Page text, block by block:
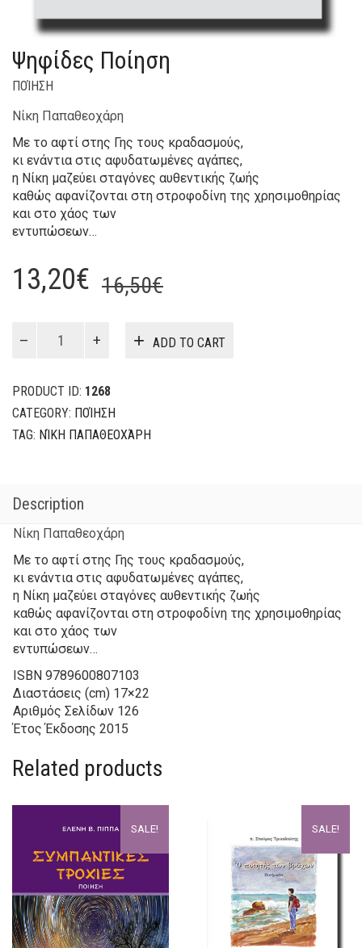
Ψηφίδες Ποίηση
ΠΟΊΗΣΗ
Νίκη Παπαθεοχάρη
Με το αφτί στης Γης τους κραδασμούς,
κι ενάντια στις αφυδατωμένες αγάπες,
η Νίκη μαζεύει σταγόνες αυθεντικής ζωής
καθώς αφανίζονται στη στροφοδίνη της χρησιμοθηρίας
και στο χάος των
εντυπώσεων…
16,50€Original
was:
13,20€
Current
is:
ADD TO CART
PRODUCT ID: 1268
CATEGORY: ΠΟΊΗΣΗ
TAG: ΝΊΚΗ ΠΑΠΑΘΕΟΧΆΡΗ
Description
Νίκη Παπαθεοχάρη
Με το αφτί στης Γης τους κραδασμούς,
κι ενάντια στις αφυδατωμένες αγάπες,
η Νίκη μαζεύει σταγόνες αυθεντικής ζωής
καθώς αφανίζονται στη στροφοδίνη της χρησιμοθηρίας
και στο χάος των
εντυπώσεων…
ISBN 9789600807103
Διαστάσεις (cm) 17×22
Αριθμός Σελίδων 126
Έτος Έκδοσης 2015
Related products
SALE! SALE!